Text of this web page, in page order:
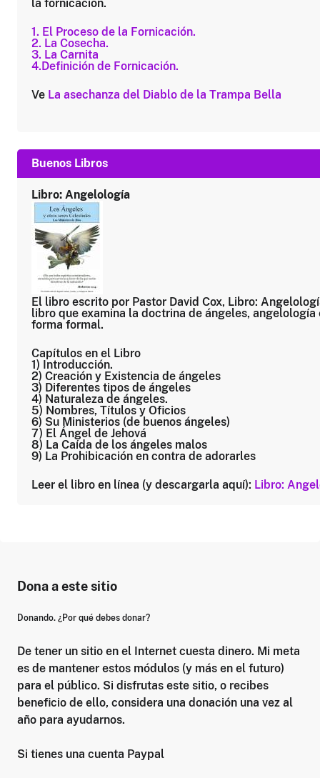
la fornicación.
1. El Proceso de la Fornicación.
2. La Cosecha.
3. La Carnita
4.Definición de Fornicación.
Ve La asechanza del Diablo de la Trampa Bella
Buenos Libros
Libro: Angelología
El libro escrito por Pastor David Cox, Libro:
libro que examina la doctrina de ángeles, angelología
forma formal.
Capítulos en el Libro
1) Introducción.
2) Creación y Existencia de ángeles
3) Diferentes tipos de ángeles
4) Naturaleza de ángeles.
5) Nombres, Títulos y Oficios
6) Su Ministerios (de buenos ángeles)
7) El Ángel de Jehová
8) La Caída de los ángeles malos
9) La Prohibicación en contra de adorarles
Leer el libro en línea (y descargarla aquí): Libro:
Dona a este sitio
Donando. ¿Por qué debes donar?
De tener un sitio en el Internet cuesta dinero. Mi meta
es de mantener estos módulos (y más en el futuro)
para el público. Si disfrutas este sitio, o recibes
beneficio de ello, considera una donación una vez al
año para ayudarnos.
Si tienes una cuenta Paypal